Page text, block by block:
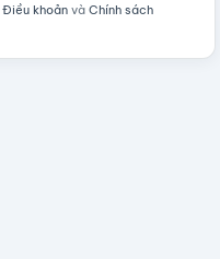
Điều khoản và Chính sách